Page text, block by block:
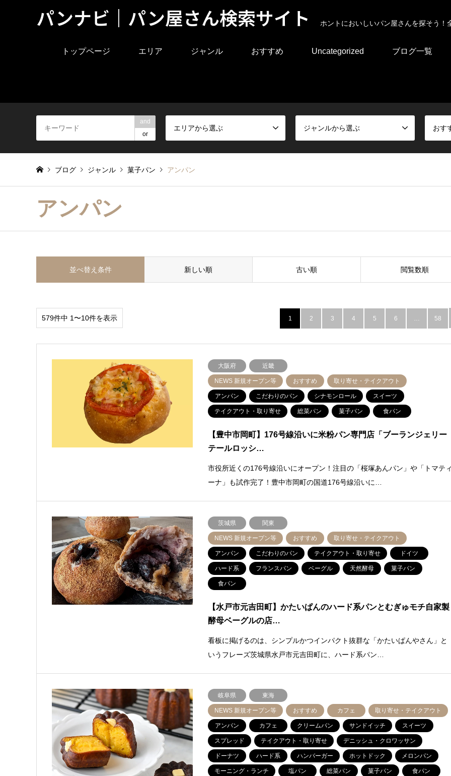
パンナビ｜パン屋さん検索サイト ホントにおいしいパン屋さんを探そう
トップページ エリア ジャンル おすすめ Uncategorized ブログ一覧
and
or
エリアから選ぶ ジャンルから選ぶ おす
ブログ ジャンル 菓子パン アンパン
アンパン
並べ替え条件 新しい順 古い順 閲覧数順
579件中 1〜10件を表示 1 2 3 4 5 6 … 58
大阪府 近畿
NEWS 新規オープン等 おすすめ 取り寄せ・テイクアウト
アンパン こだわりのパン シナモンロール スイーツ
テイクアウト・取り寄せ 総菜パン 菓子パン 食パン
【豊中市岡町】176号線沿いに米粉パン専門店「ブーランジェリー
テールロッシ…
市役所近くの176号線沿いにオープン！注目の「桜塚あんパン」や「トマテ
ーナ」も試作完了！豊中市岡町の国道176号線沿いに…
茨城県 関東
NEWS 新規オープン等 おすすめ 取り寄せ・テイクアウト
アンパン こだわりのパン テイクアウト・取り寄せ ドイツ
ハード系 フランスパン ベーグル 天然酵母 菓子パン
食パン
【水戸市元吉田町】かたいぱんのハード系パンとむぎゅモチ自家製
酵母ベーグルの店…
看板に掲げるのは、シンプルかつインパクト抜群な「かたいぱんやさん」と
いうフレーズ茨城県水戸市元吉田町に、ハード系パン…
岐阜県 東海
NEWS 新規オープン等 おすすめ カフェ 取り寄せ・テイクアウト
アンパン カフェ クリームパン サンドイッチ スイーツ
スプレッド テイクアウト・取り寄せ デニッシュ・クロワッサン
ドーナツ ハード系 ハンバーガー ホットドック メロンパン
モーニング・ランチ 塩パン 総菜パン 菓子パン 食パン